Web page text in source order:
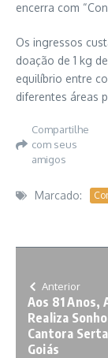
encerra com
Os ingressos
doação de 1 kg
equilíbrio entre
diferentes áreas
Compartilhe
com seus
amigos
Marcado:
Anterior
Aos 81 Anos,
Realiza
Cantora
Goiás